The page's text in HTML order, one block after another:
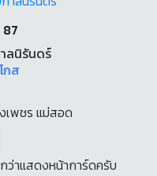
87
ลนิรันดร์
กส
เพชร แม่สอด
าแสดงหน้าการ์ดครับ